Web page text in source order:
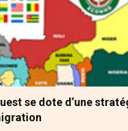
se dote d’une